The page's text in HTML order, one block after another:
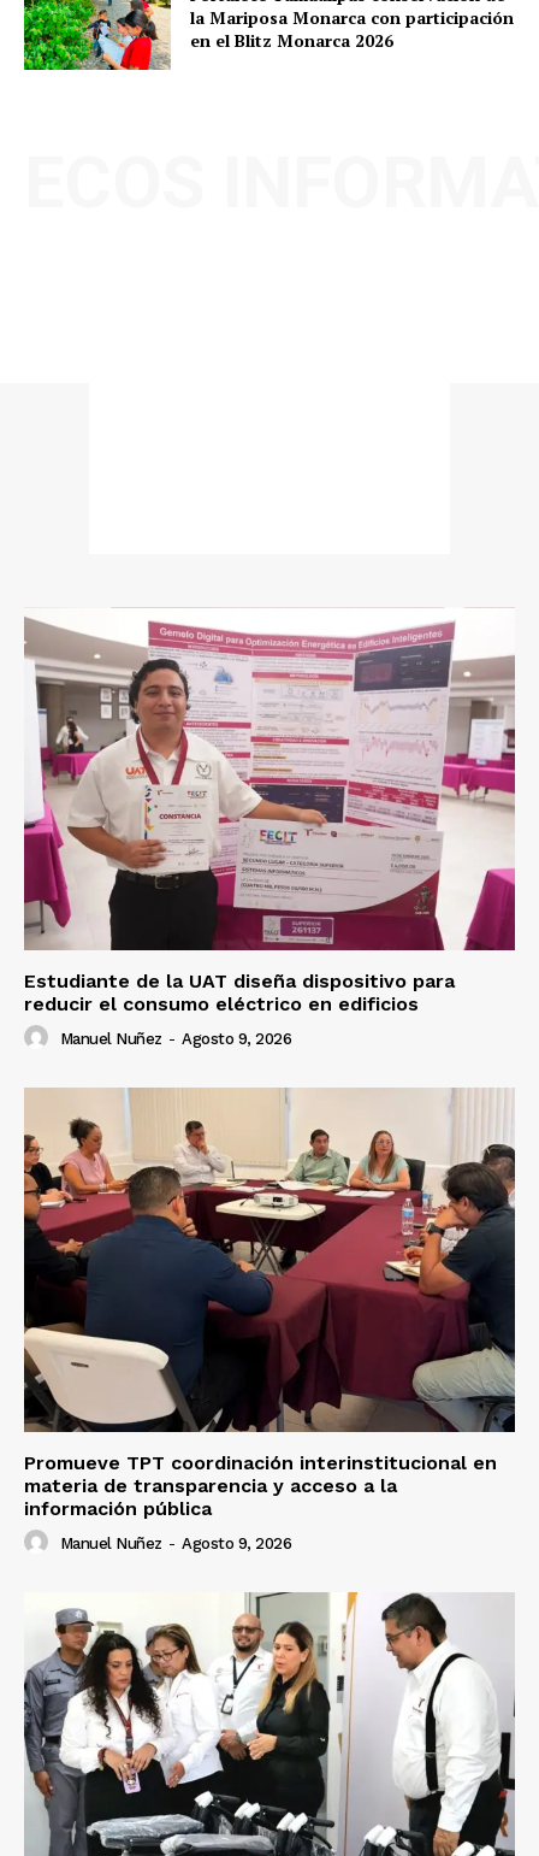
la Mariposa Monarca con participación
en el Blitz Monarca 2026
Estudiante de la UAT diseña dispositivo para
reducir el consumo eléctrico en edificios
Manuel Nuñez - Agosto 9, 2026
Promueve TPT coordinación interinstitucional en
materia de transparencia y acceso a la
información pública
Manuel Nuñez - Agosto 9, 2026